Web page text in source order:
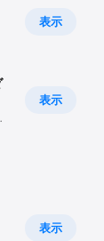
表示
表示
表示